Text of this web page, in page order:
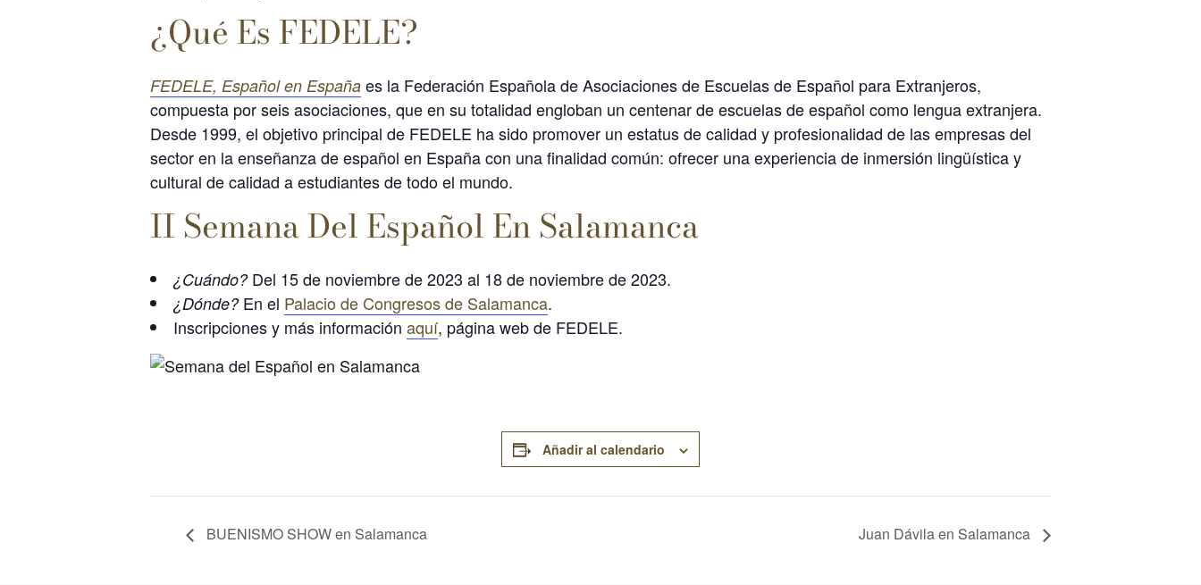
¿Qué Es FEDELE?
FEDELE, Español en España es la Federación Española de Asociaciones de Escuelas de Español para Extranjeros,
compuesta por seis asociaciones, que en su totalidad engloban un centenar de escuelas de español como lengua extranjera.
Desde 1999, el objetivo principal de FEDELE ha sido promover un estatus de calidad y profesionalidad de las empresas del
sector en la enseñanza de español en España con una finalidad común: ofrecer una experiencia de inmersión lingüística y
cultural de calidad a estudiantes de todo el mundo.
II Semana Del Español En Salamanca
¿Cuándo? Del 15 de noviembre de 2023 al 18 de noviembre de 2023.
¿Dónde?En el Palacio de Congresos de Salamanca.
Inscripciones y más información aquí, página web de FEDELE.
Añadir al calendario
BUENISMO SHOW en Salamanca Juan Dávila en Salamanca